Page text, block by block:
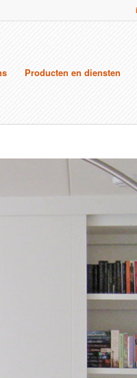
Producten en diensten